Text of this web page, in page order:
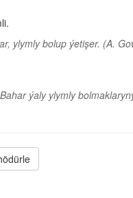
ylymly bolup ýetişer. (A.
ýaly ylymly